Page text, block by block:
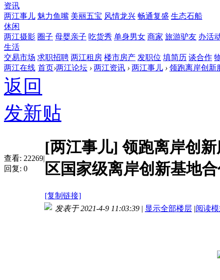
资讯
两江事儿 魅力鱼嘴 美丽五宝 风情龙兴 畅通复盛 生态石船
休闲
两江摄影 圈子 母婴亲子 吃货秀 单身男女 商家 旅游驴友 办活
生活
交易市场 求职招聘 两江租房 楼市房产 发职位 填简历 谈合作
两江在线 首页›两江论坛 › 两江资讯 › 两江事儿 › 领跑离岸创新
返回
发新贴
查看: 22269|
回复: 0
[两江事儿]领跑离岸创
区国家级离岸创新基地
[复制链接]
发表于 2021-4-9 11:03:39 | 显示全部楼层 |阅读